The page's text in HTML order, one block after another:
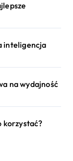
inteligencja
na wydajność
korzystać?